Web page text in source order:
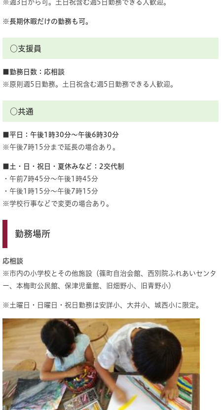
※週3日から可。土日祝含む週5日勤務できる人歓迎。
※長期休暇だけの勤務も可。
○支援員
■勤務日数：応相談
※原則週5日勤務。土日祝含む週5日勤務できる人歓迎。​
○共通
■平日：午後1時30分～午後6時30分
※午後7時15分まで延長の場合あり。
■土・日・祝日・夏休みなど：2交代制
・午前7時45分～午後1時45分
・午後1時15分～午後7時15分
※学校行事などで変更の場合あり。
勤務場所
応相談
※市内の小学校とその他施設（篠町自治会館、西別院ふれあいセンタ
ー、本梅町公民館、保津児童館、旧畑野小、旧青野小）
※土曜日・日曜日・祝日勤務は安詳小、大井小、城西小に限定。